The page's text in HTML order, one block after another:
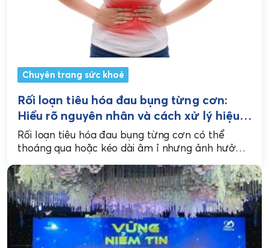
Chuyên trang sức khoẻ
Rối loạn tiêu hóa đau bụng từng cơn:
Hiểu rõ nguyên nhân và cách xử lý hiệu
quả
Rối loạn tiêu hóa đau bụng từng cơn có thể
thoáng qua hoặc kéo dài âm ỉ nhưng ảnh hưởng